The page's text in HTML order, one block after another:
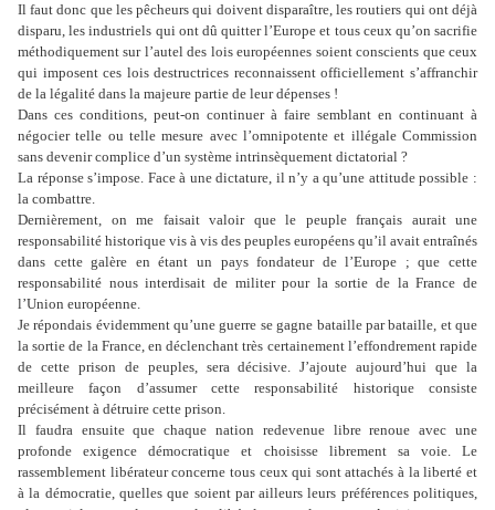
Il faut donc que les pêcheurs qui doivent disparaître, les routiers qui ont déjà
disparu, les industriels qui ont dû quitter l’Europe et tous ceux qu’on sacrifie
méthodiquement sur l’autel des lois européennes soient conscients que ceux
qui imposent ces lois destructrices reconnaissent officiellement s’affranchir
de la légalité dans la majeure partie de leur dépenses !
Dans ces conditions, peut-on continuer à faire semblant en continuant à
négocier telle ou telle mesure avec l’omnipotente et illégale Commission
sans devenir complice d’un système intrinsèquement dictatorial ?
La réponse s’impose. Face à une dictature, il n’y a qu’une attitude possible :
la combattre.
Dernièrement, on me faisait valoir que le peuple français aurait une
responsabilité historique vis à vis des peuples européens qu’il avait entraînés
dans cette galère en étant un pays fondateur de l’Europe ; que cette
responsabilité nous interdisait de militer pour la sortie de la France de
l’Union européenne.
Je répondais évidemment qu’une guerre se gagne bataille par bataille, et que
la sortie de la France, en déclenchant très certainement l’effondrement rapide
de cette prison de peuples, sera décisive. J’ajoute aujourd’hui que la
meilleure façon d’assumer cette responsabilité historique consiste
précisément à détruire cette prison.
Il faudra ensuite que chaque nation redevenue libre renoue avec une
profonde exigence démocratique et choisisse librement sa voie. Le
rassemblement libérateur concerne tous ceux qui sont attachés à la liberté et
à la démocratie, quelles que soient par ailleurs leurs préférences politiques,